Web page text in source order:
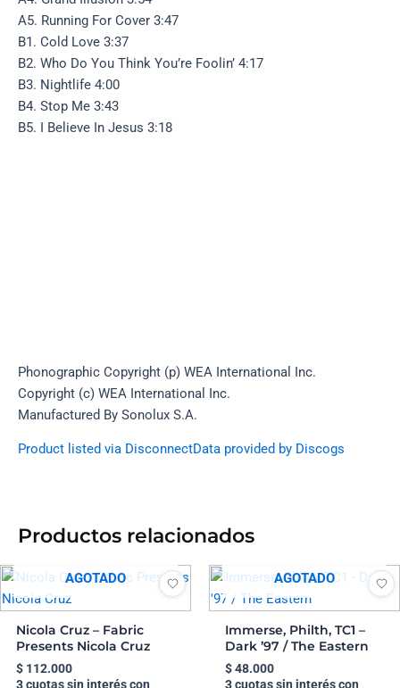
A5. Running For Cover 3:47
B1. Cold Love 3:37
B2. Who Do You Think You’re Foolin’ 4:17
B3. Nightlife 4:00
B4. Stop Me 3:43
B5. I Believe In Jesus 3:18
Phonographic Copyright (p) WEA International Inc.
Copyright (c) WEA International Inc.
Manufactured By Sonolux S.A.
Product listed via DisconnectData provided by Discogs
Productos relacionados
AGOTADO
Nicola Cruz – Fabric
Presents Nicola Cruz
$112.000
3 cuotas sin interés con
AGOTADO
Immerse, Philth, TC1 –
Dark ’97 / The Eastern
$48.000
3 cuotas sin interés con